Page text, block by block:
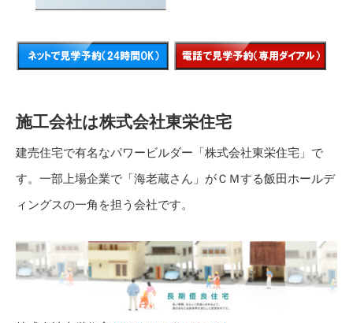
施工会社は株式会社東栄住宅
建売住宅で有名なパワービルダー「株式会社東栄住宅」で
す。一部上場企業で「海老蔵さん」がＣＭする飯田ホールデ
ィングスの一角を担う会社です。